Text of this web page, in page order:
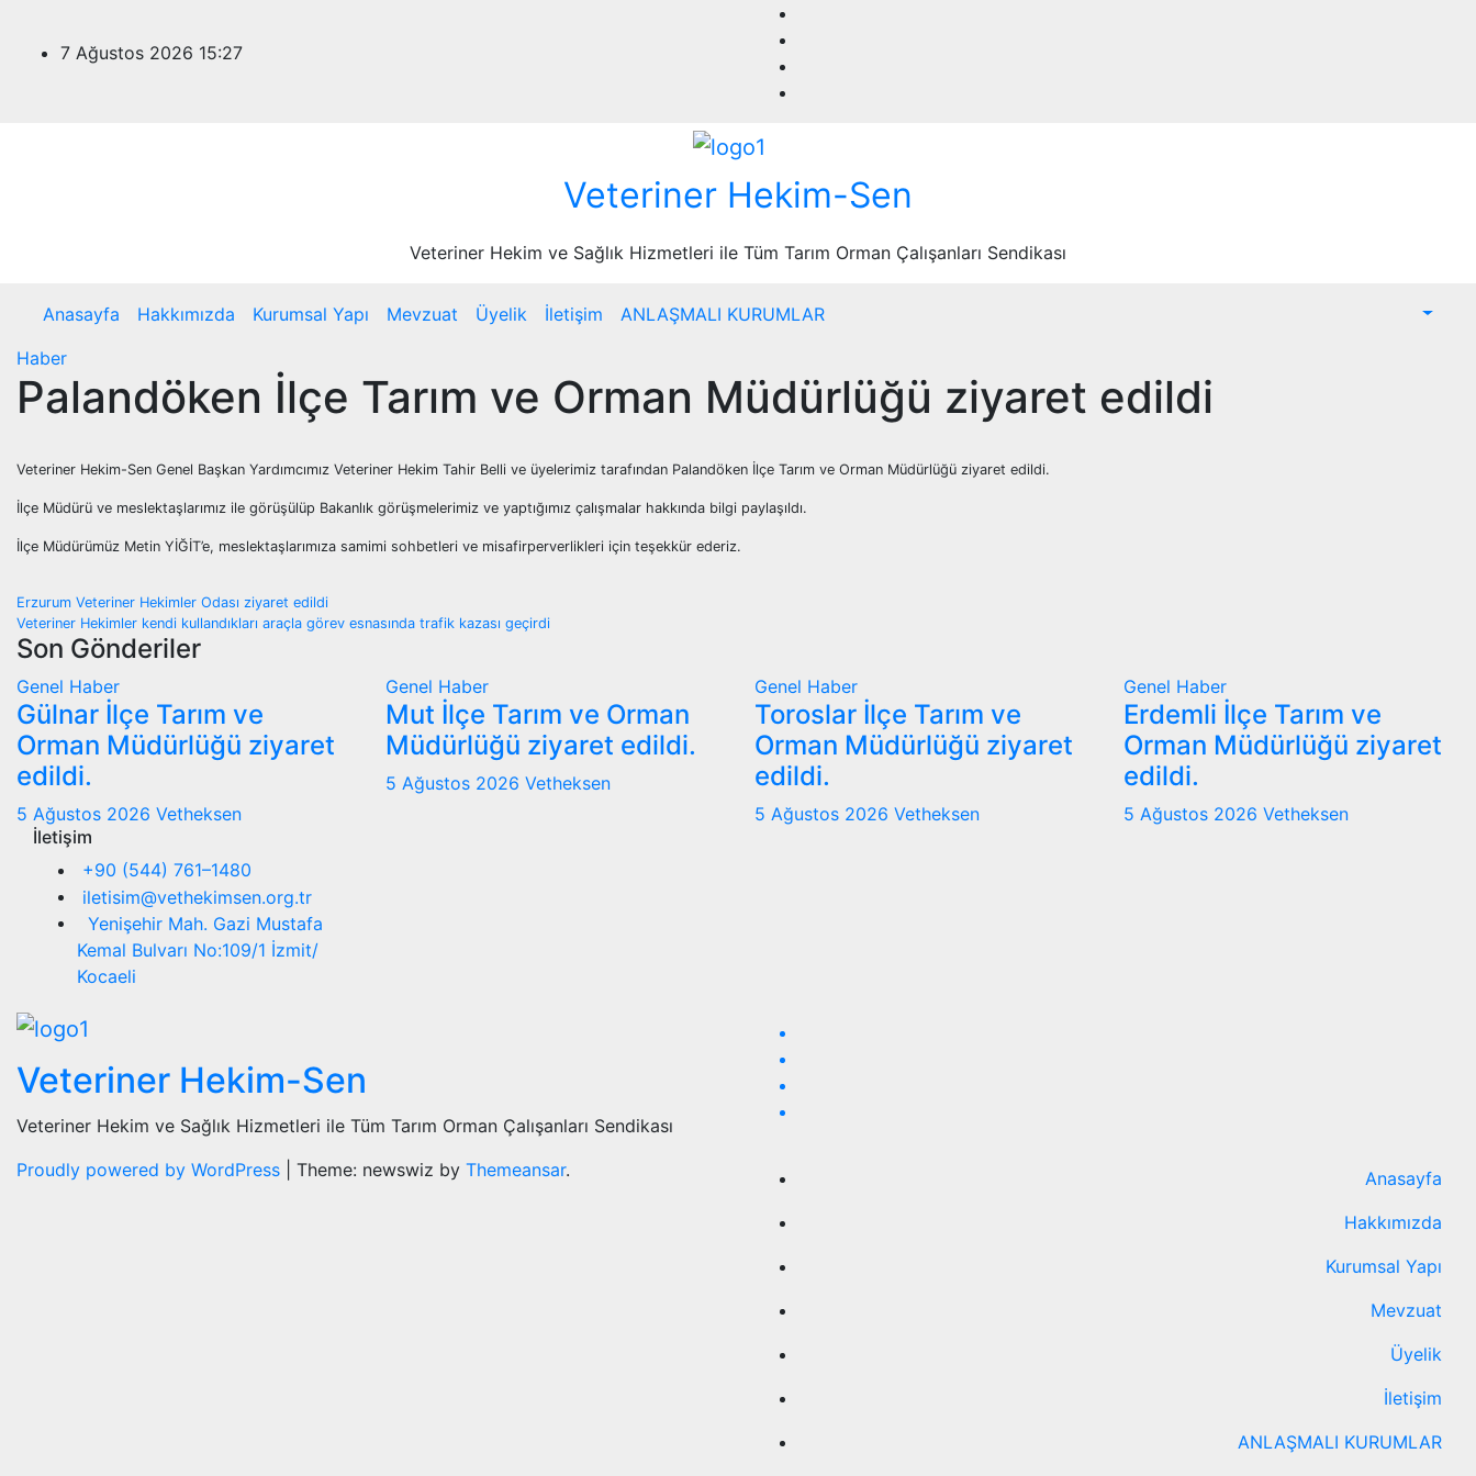
content
7 Ağustos 2026 15:27
Veteriner Hekim-Sen
Veteriner Hekim ve Sağlık Hizmetleri ile Tüm Tarım Orman Çalışanları Sendikası
Anasayfa Hakkımızda Kurumsal Yapı Mevzuat Üyelik İletişim
ANLAŞMALI KURUMLAR
Haber
Palandöken İlçe Tarım ve Orman Müdürlüğü ziyaret edildi
Veteriner Hekim-Sen Genel Başkan Yardımcımız Veteriner Hekim Tahir Belli ve üyelerimiz tarafından Palandöken İlçe Tarım ve Orman Müdürlüğü ziyaret edildi.
İlçe Müdürü ve meslektaşlarımız ile görüşülüp Bakanlık görüşmelerimiz ve yaptığımız çalışmalar hakkında bilgi paylaşıldı.
İlçe Müdürümüz Metin YİĞİT’e, meslektaşlarımıza samimi sohbetleri ve misafirperverlikleri için teşekkür ederiz.
Yazı
gezinmesi
Erzurum Veteriner Hekimler Odası ziyaret edildi
Veteriner Hekimler kendi kullandıkları araçla görev esnasında trafik kazası geçirdi
Son Gönderiler
Genel Haber
Gülnar İlçe Tarım ve
Orman Müdürlüğü ziyaret
edildi.
5 Ağustos 2026 Vetheksen
Genel Haber
Mut İlçe Tarım ve Orman
Müdürlüğü ziyaret edildi.
5 Ağustos 2026 Vetheksen
Genel Haber
Toroslar İlçe Tarım ve
Orman Müdürlüğü ziyaret
edildi.
5 Ağustos 2026 Vetheksen
Genel Haber
Erdemli İlçe Tarım ve
Orman Müdürlüğü ziyaret
edildi.
5 Ağustos 2026 Vetheksen
İletişim
+90 (544) 761–1480
iletisim@vethekimsen.org.tr
Yenişehir Mah. Gazi Mustafa
Kemal Bulvarı No:109/1 İzmit/
Kocaeli
Veteriner Hekim-Sen
Veteriner Hekim ve Sağlık Hizmetleri ile Tüm Tarım Orman Çalışanları Sendikası
Proudly powered by WordPress
Theme: newswiz by Themeansar.
Anasayfa
Hakkımızda
Kurumsal Yapı
Mevzuat
Üyelik
İletişim
ANLAŞMALI KURUMLAR